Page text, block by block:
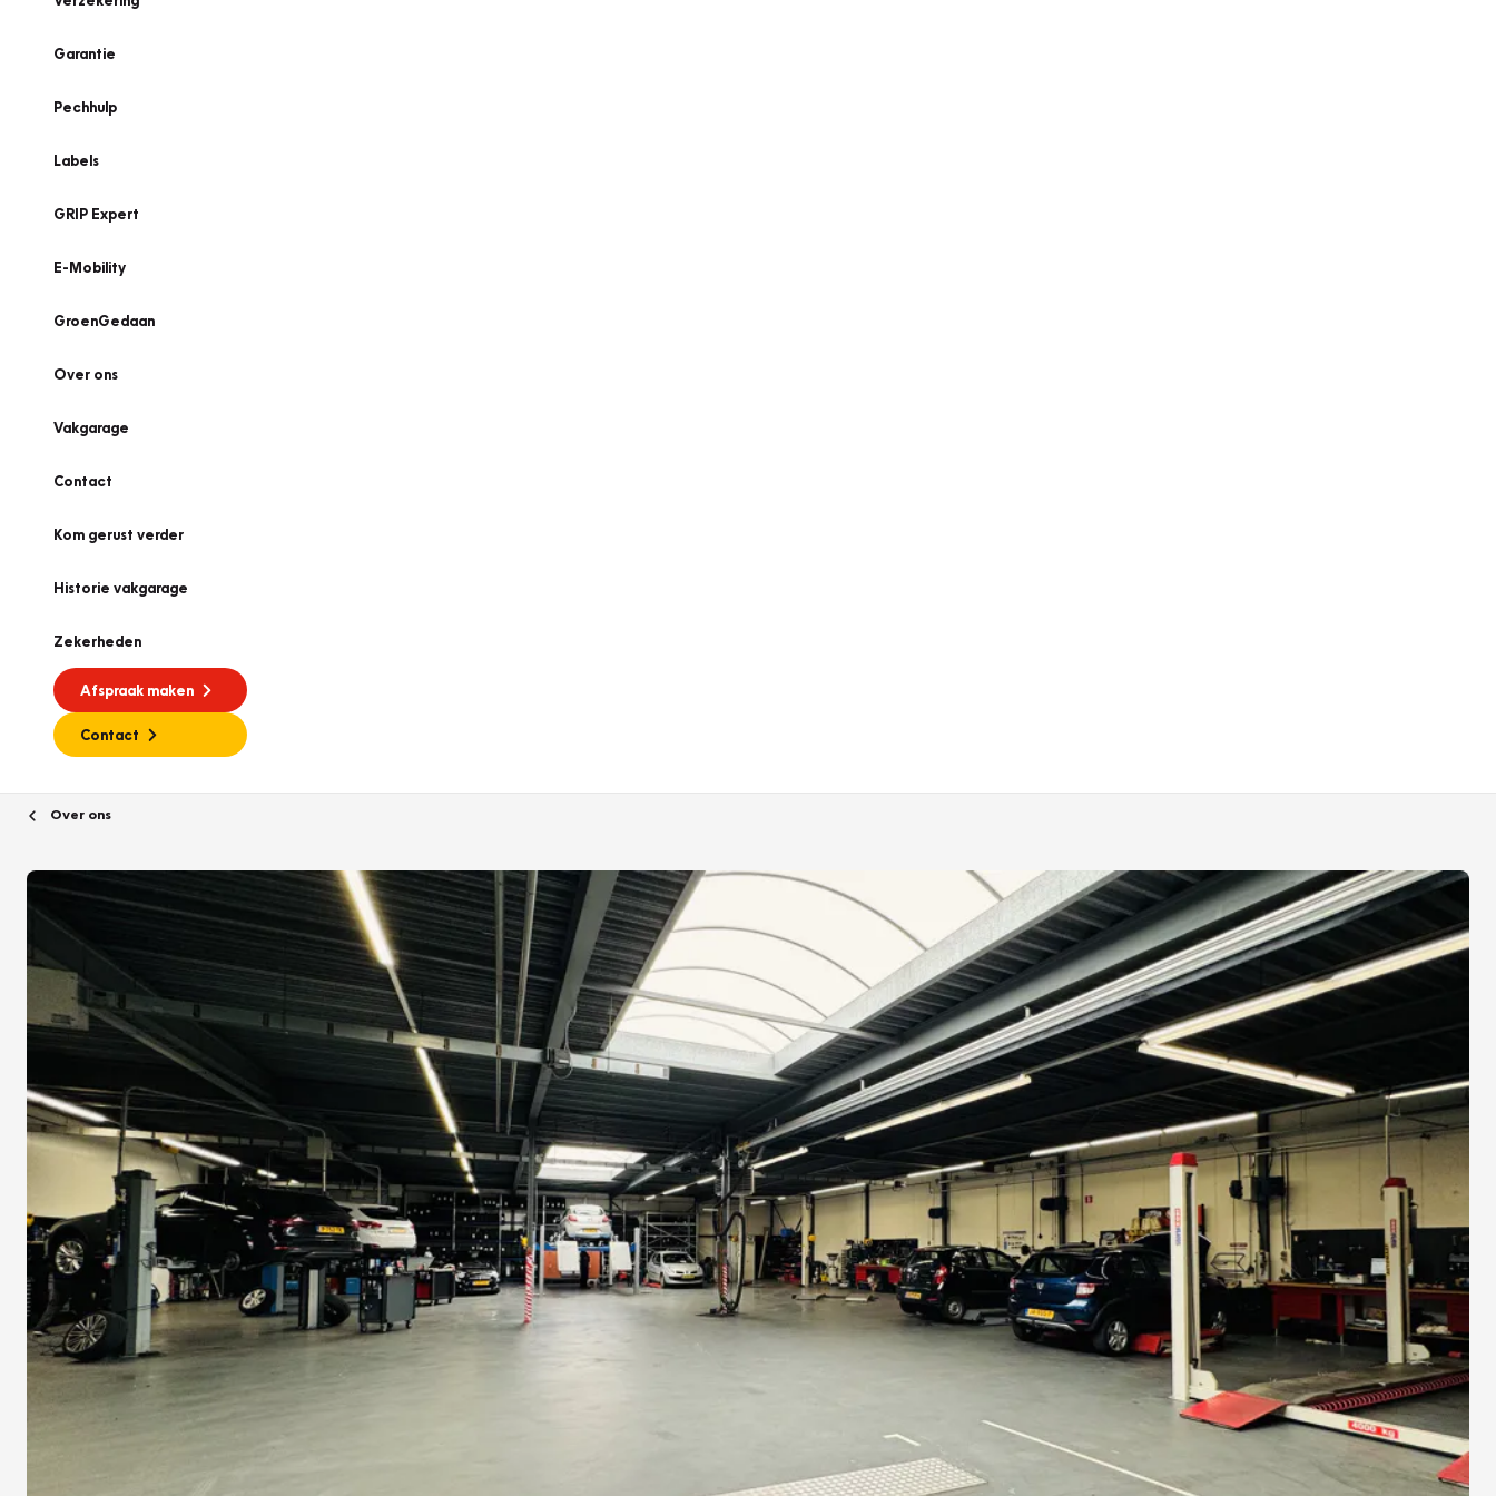
Garantie
Pechhulp
Labels
GRIP Expert
E-Mobility
GroenGedaan
Over ons
Vakgarage
Contact
Kom gerust verder
Historie vakgarage
Zekerheden
Afspraak maken
Contact
Over ons